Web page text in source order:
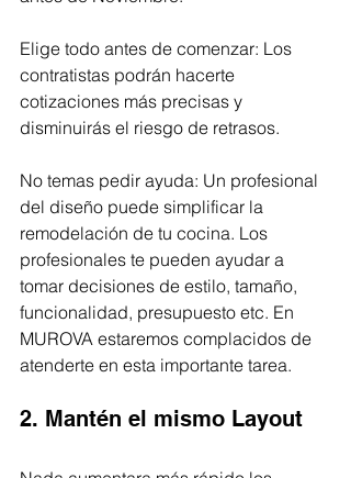
Elige todo antes de comenzar: Los
contratistas podrán hacerte
cotizaciones más precisas y
disminuirás el riesgo de retrasos.
No temas pedir ayuda: Un profesional
del diseño puede simplificar la
remodelación de tu cocina. Los
profesionales te pueden ayudar a
tomar decisiones de estilo, tamaño,
funcionalidad, presupuesto etc. En
MUROVA estaremos complacidos de
atenderte en esta importante tarea.
2. Mantén el mismo Layout